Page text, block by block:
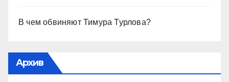
В чем обвиняют Тимура Турлова?
Архив